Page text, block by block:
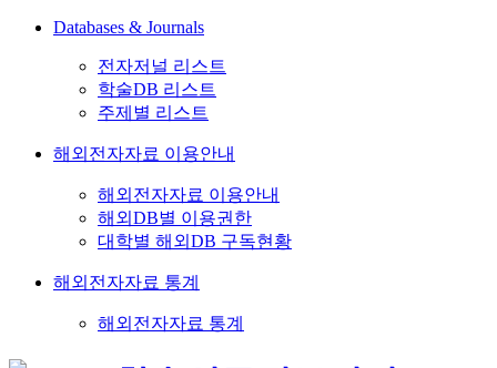
Databases & Journals
전자저널 리스트
학술DB 리스트
주제별 리스트
해외전자자료 이용안내
해외전자자료 이용안내
해외DB별 이용권한
대학별 해외DB 구독현황
해외전자자료 통계
해외전자자료 통계